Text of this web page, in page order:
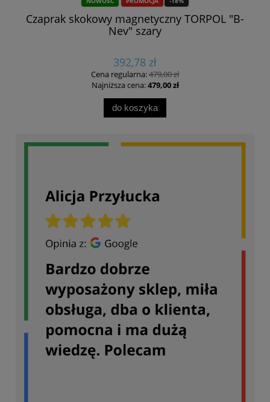
Czaprak skokowy magnetyczny TORPOL "B-
Nev" szary
392,78 zł
Cena regularna:479,00 zł
Najniższa cena:479,00 zł
do koszyka